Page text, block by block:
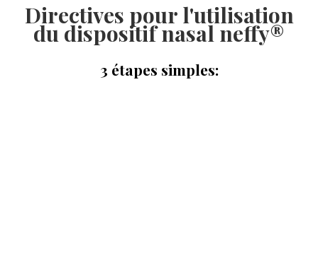
Directives pour l'utilisation
du dispositif nasal neffy®
3 étapes simples: